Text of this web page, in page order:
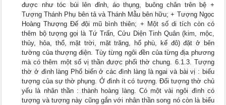
được như tóc búi lên đỉnh, áo thụng, buông chân trên bệ +
Tượng Thánh Phụ bên tả và Thánh Mẫu bên hữu; + Tượng Ngọc
Hoàng Thượng Đế đội mũ bình thiên; + Một số di tích còn có
thêm bộ tượng gọi là Tứ Trấn, Cửu Diện Tinh Quân (kim, mộc,
thủy, hỏa, thổ, mặt trời, mặt trăng, hổ phù, kế đô) đặt ở bên
tường của thượng điện. Tùy từng ngôi đền của từng địa phương
mà có thêm một số vị thần được phối thờ chung. 6.1.3. Tượng
thờ ở đình làng Phổ biến ở các đình làng là ngai và bài vị : biểu
tượng của sự thờ phụng. Ở đình ít có tượng. Đối tượng thờ chủ
yếu là nhân thần : thành hoàng làng. Có một vài ngôi đình có
tượng và tượng này cũng gắn với nhân thần song nó còn là biểu